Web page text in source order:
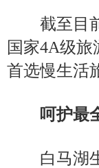
截至目前
国家4A级
首选慢生活
呵护最
白马湖生